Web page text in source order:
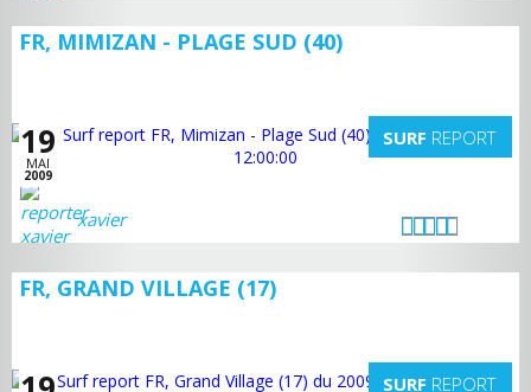
FR, MIMIZAN - PLAGE SUD (40)
19
MAI
2009
SURF REPORT
xavier
FR, GRAND VILLAGE (17)
SURF REPORT